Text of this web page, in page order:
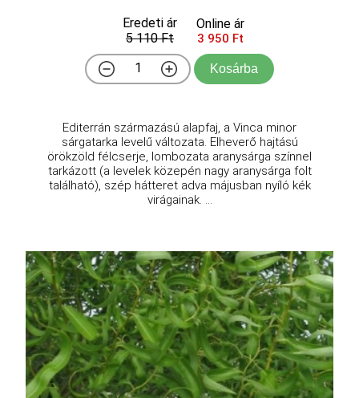
Eredeti ár
5 110 Ft
Online ár
3 950 Ft
Kosárba
Editerrán származású alapfaj, a Vinca minor
sárgatarka levelű változata. Elheverő hajtású
örökzöld félcserje, lombozata aranysárga színnel
tarkázott (a levelek közepén nagy aranysárga folt
található), szép hátteret adva májusban nyíló kék
virágainak. ...